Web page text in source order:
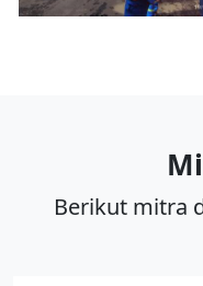
Berikut mitra